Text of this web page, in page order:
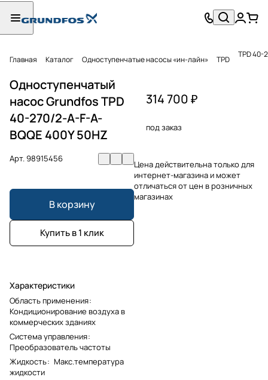
Главная Каталог Одноступенчатые насосы «ин-лайн» TPD TPD 40-
Одноступенчатый
насос Grundfos TPD
40-270/2-A-F-A-
BQQE 400Y 50HZ
Арт.98915456
В корзину
Купить в 1 клик
Характеристики
Область применения:
Кондиционирование воздуха в
коммерческих зданиях
Система управления:
Преобразователь частоты
Жидкость: Макс.температура
жидкости
314 700 ₽
под заказ
Цена действительна только для
интернет-магазина и может
отличаться от цен в розничных
магазинах